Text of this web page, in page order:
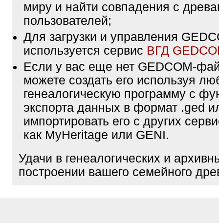
миру и найти совпадения с
пользователей;
Для загрузки и управления
используется сервис ВГД
Если у вас еще нет GEDCOM-
можете создать его используя
генеалогическую программу с
экспорта данных в формат .ged
импортировать его с других
как MyHeritage или GENI.
Удачи в генеалогических и
построении вашего семейного